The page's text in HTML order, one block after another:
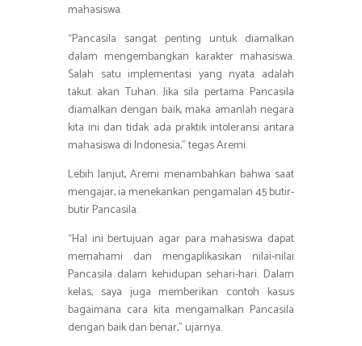
mahasiswa.
“Pancasila sangat penting untuk diamalkan
dalam mengembangkan karakter mahasiswa.
Salah satu implementasi yang nyata adalah
takut akan Tuhan. Jika sila pertama Pancasila
diamalkan dengan baik, maka amanlah negara
kita ini dan tidak ada praktik intoleransi antara
mahasiswa di Indonesia,” tegas Aremi.
Lebih lanjut, Aremi menambahkan bahwa saat
mengajar, ia menekankan pengamalan 45 butir-
butir Pancasila.
“Hal ini bertujuan agar para mahasiswa dapat
memahami dan mengaplikasikan nilai-nilai
Pancasila dalam kehidupan sehari-hari. Dalam
kelas, saya juga memberikan contoh kasus
bagaimana cara kita mengamalkan Pancasila
dengan baik dan benar,” ujarnya.